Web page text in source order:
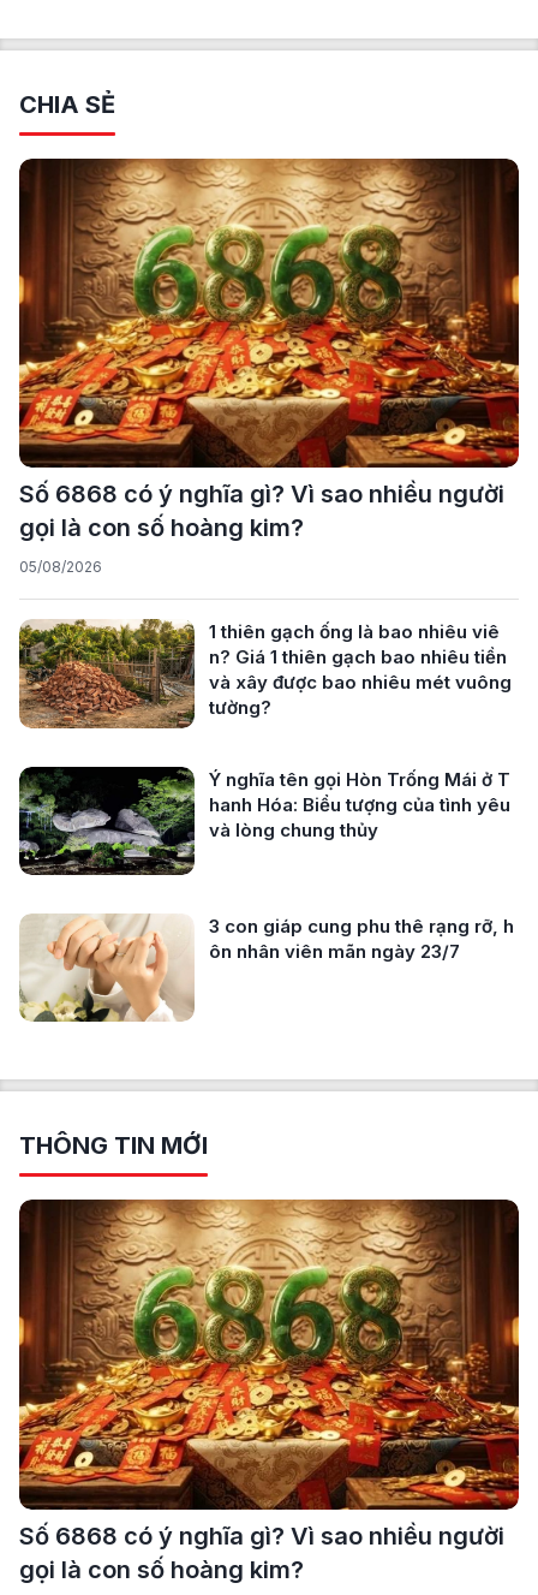
CHIA SẺ
Số 6868 có ý nghĩa gì? Vì sao nhiều người
gọi là con số hoàng kim?
05/08/2026
1 thiên gạch ống là bao nhiêu viê
n? Giá 1 thiên gạch bao nhiêu tiền
và xây được bao nhiêu mét vuông
tường?
Ý nghĩa tên gọi Hòn Trống Mái ở T
hanh Hóa: Biểu tượng của tình yêu
và lòng chung thủy
3 con giáp cung phu thê rạng rỡ, h
ôn nhân viên mãn ngày 23/7
THÔNG TIN MỚI
Số 6868 có ý nghĩa gì? Vì sao nhiều người
gọi là con số hoàng kim?